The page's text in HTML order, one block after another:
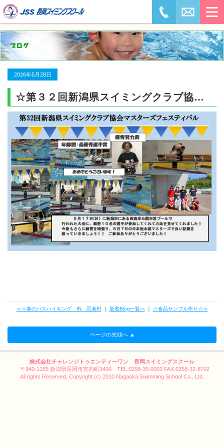
2026年5月28日
☆第３２回新潟県スイミングクラブ協会マスターズフェスティバル☆
≪☆春のバスハイキング IN 忍者村｜ 新着Blog一覧へ｜ ☆食品サンプル作り☆≫
ページの先頭へ ▲
株式会社チャレンジトゥエンティーワン 長岡スイミングスクール
〒940-1155 新潟県長岡市宮内町3400 TEL.0258-35-0003 FAX.0258-32-8702
All rights Reserved, Copyright (c) 2010 Nagaoka Swimming School Co., Ltd.